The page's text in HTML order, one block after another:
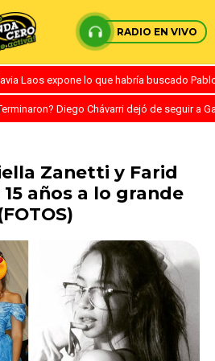
RADIO EN VIVO
Laos expone lo que habría buscado
Diego Chávarri dejó de seguir a
Zanetti y Farid
años a lo grande